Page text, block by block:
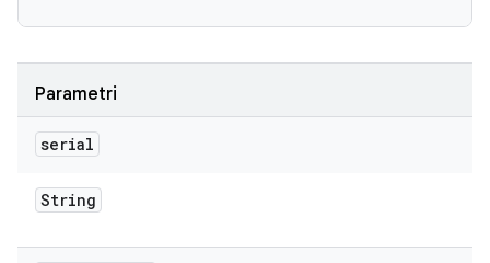
Parametri
serial
String